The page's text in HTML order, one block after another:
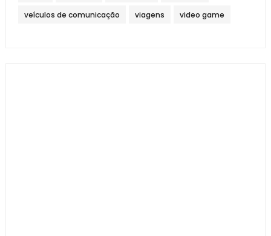
veículos de comunicação viagens video game